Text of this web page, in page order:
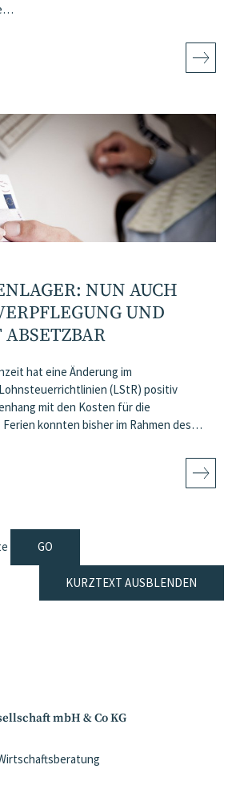
NUN AUCH
UND
hat eine Änderung im
(LStR) positiv
mit den Kosten für die
konnten bisher im Rahmen des…
KURZTEXT AUSBLENDEN
mbH & Co KG